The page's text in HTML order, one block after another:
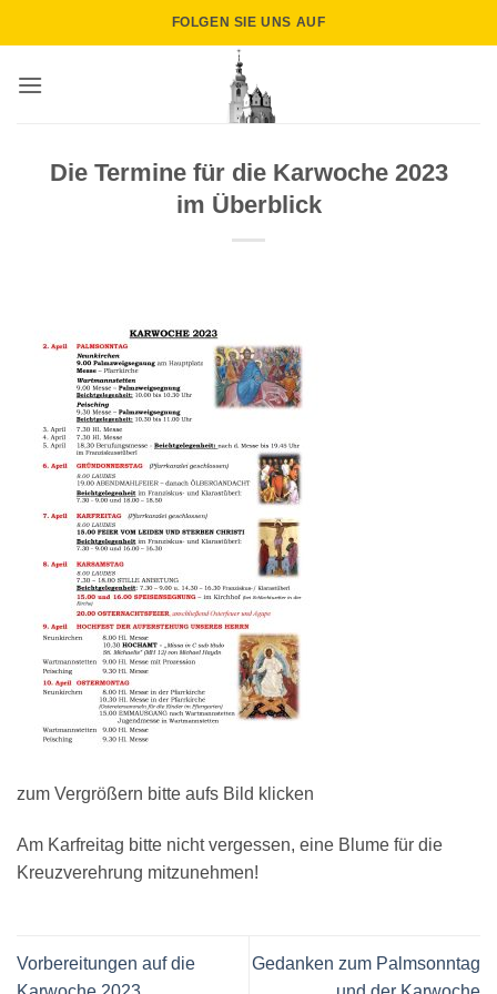
FOLGEN SIE UNS AUF
Die Termine für die Karwoche 2023
im Überblick
zum Vergrößern bitte aufs Bild klicken
Am Karfreitag bitte nicht vergessen, eine Blume für die
Kreuzverehrung mitzunehmen!
Vorbereitungen auf die
Gedanken zum Palmsonntag